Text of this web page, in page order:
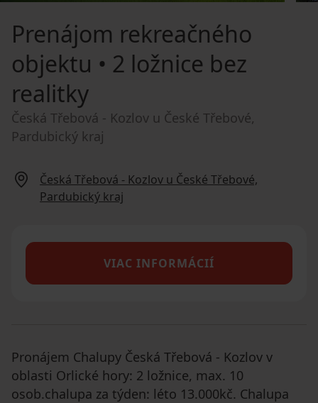
Prenájom rekreačného
objektu • 2 ložnice bez
realitky
Česká Třebová - Kozlov u České Třebové,
Pardubický kraj
Česká Třebová - Kozlov u České Třebové,
Pardubický kraj
VIAC INFORMÁCIÍ
Pronájem Chalupy Česká Třebová - Kozlov v
oblasti Orlické hory: 2 ložnice, max. 10
osob.chalupa za týden: léto 13.000kč. Chalupa